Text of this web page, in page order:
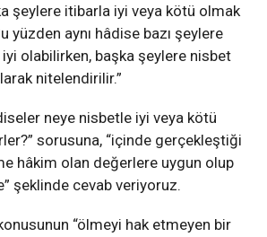
şeylere itibarla iyi veya kötü olmak
yüzden aynı hâdise bazı şeylere
olabilirken, başka şeylere nisbet
nitelendirilir.”
neye nisbetle iyi veya kötü
sorusuna, “içinde gerçekleştiği
hâkim olan değerlere uygun olup
şeklinde cevab veriyoruz.
“ölmeyi hak etmeyen bir